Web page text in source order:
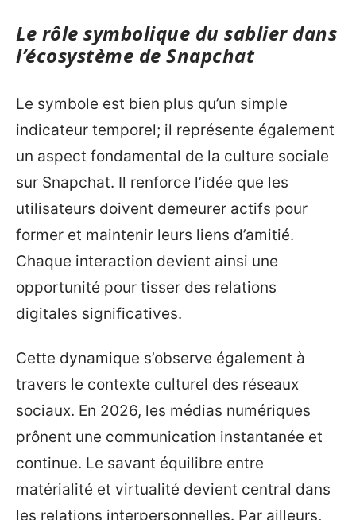
Le rôle symbolique du sablier dans
l’écosystème de Snapchat
Le symbole est bien plus qu’un simple
indicateur temporel; il représente également
un aspect fondamental de la culture sociale
sur Snapchat. Il renforce l’idée que les
utilisateurs doivent demeurer actifs pour
former et maintenir leurs liens d’amitié.
Chaque interaction devient ainsi une
opportunité pour tisser des relations
digitales significatives.
Cette dynamique s’observe également à
travers le contexte culturel des réseaux
sociaux. En 2026, les médias numériques
prônent une communication instantanée et
continue. Le savant équilibre entre
matérialité et virtualité devient central dans
les relations interpersonnelles. Par ailleurs,